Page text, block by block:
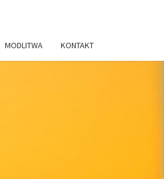
MODLITWA KONTAKT